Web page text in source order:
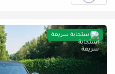
استجابة سريعة